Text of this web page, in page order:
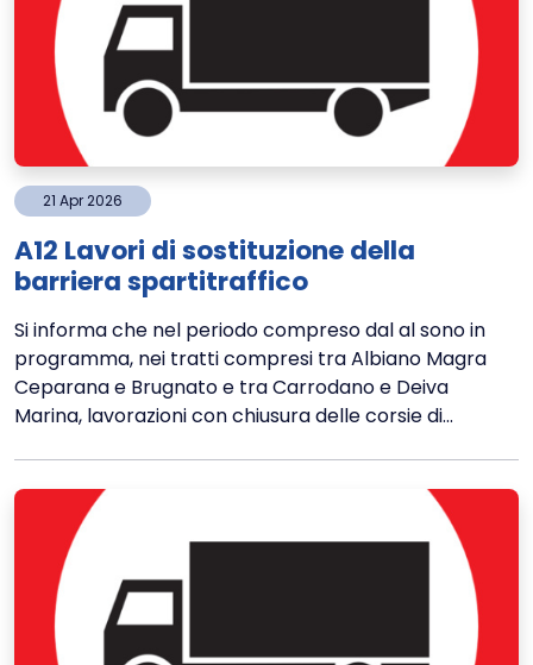
21 Apr2026
A12 Lavori di sostituzione della
barriera spartitraffico
Si informa che nel periodo compreso dal al sono in
programma, nei tratti compresi tra Albiano Magra
Ceparana e Brugnato e tra Carrodano e Deiva
Marina, lavorazioni con chiusura delle corsie di...